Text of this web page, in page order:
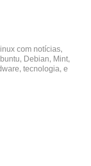
com notícias,
Debian, Mint,
tecnologia, e